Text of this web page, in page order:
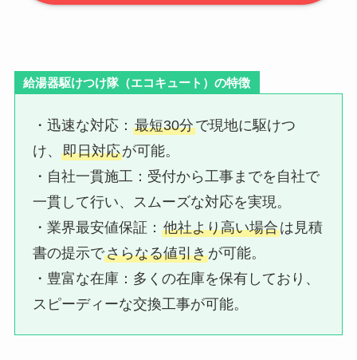
給湯器駆けつけ隊（エコキュート）の特徴
・迅速な対応：​最短30分で現地に駆けつ
け、即日対応が可能。
・自社一貫施工：​受付から工事までを自社で
一貫して行い、スムーズな対応を実現。
・業界最安値保証：​他社より高い場合は見積
書の提示でさらなる値引きが可能。
・豊富な在庫：​多くの在庫を保有しており、
スピーディーな交換工事が可能。